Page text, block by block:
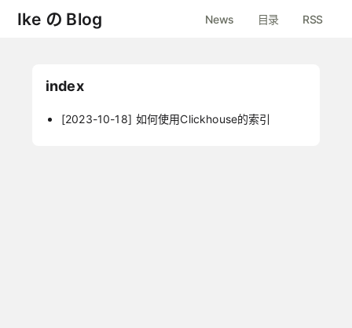
Ike の Blog News 目录 RSS
index
[2023-10-18] 如何使用Clickhouse的索引